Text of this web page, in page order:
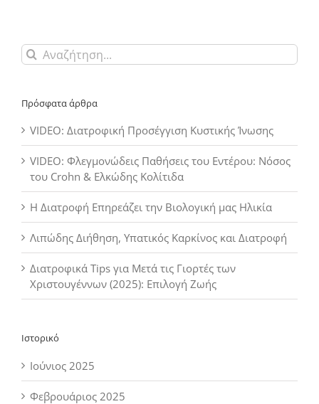
Αναζήτηση
για:
Πρόσφατα άρθρα
VIDEO: Διατροφική Προσέγγιση Κυστικής Ίνωσης
VIDEO: Φλεγμονώδεις Παθήσεις του Εντέρου: Νόσος
του Crohn & Ελκώδης Κολίτιδα
Η Διατροφή Επηρεάζει την Βιολογική μας Ηλικία
Λιπώδης Διήθηση, Υπατικός Καρκίνος και Διατροφή
Διατροφικά Tips για Μετά τις Γιορτές των
Χριστουγέννων (2025): Επιλογή Ζωής
Ιστορικό
Ιούνιος 2025
Φεβρουάριος 2025